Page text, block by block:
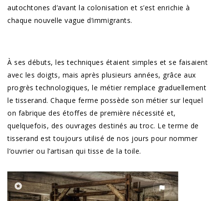
autochtones d’avant la colonisation et s’est enrichie à
chaque nouvelle vague d’immigrants.
À ses débuts, les techniques étaient simples et se faisaient
avec les doigts, mais après plusieurs années, grâce aux
progrès technologiques, le métier remplace graduellement
le tisserand. Chaque ferme possède son métier sur lequel
on fabrique des étoffes de première nécessité et,
quelquefois, des ouvrages destinés au troc. Le terme de
tisserand est toujours utilisé de nos jours pour nommer
l’ouvrier ou l’artisan qui tisse de la toile.